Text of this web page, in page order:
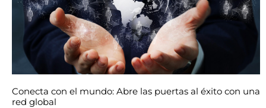
Conecta con el mundo: Abre las puertas al éxito con una
red global